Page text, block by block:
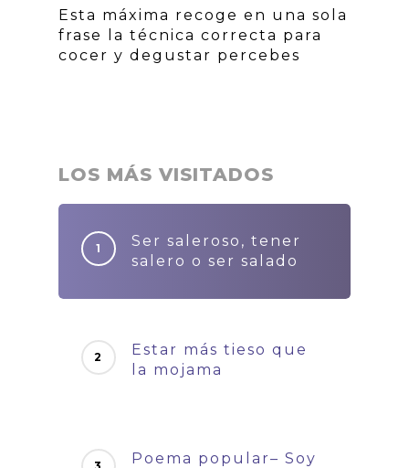
Esta máxima recoge en una sola
frase la técnica correcta para
cocer y degustar percebes
LOS MÁS VISITADOS
Ser saleroso, tener
salero o ser salado
Estar más tieso que
la mojama
Poema popular– Soy